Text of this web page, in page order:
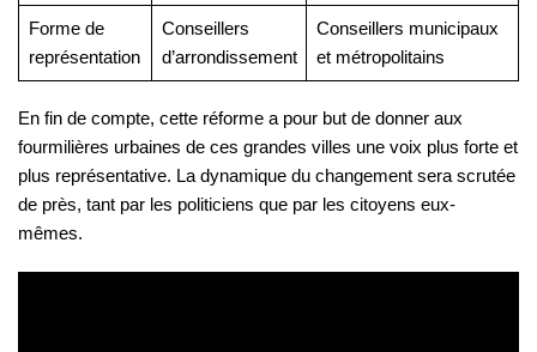
Forme de
représentation
Conseillers
d’arrondissement
Conseillers municipaux
et métropolitains
En fin de compte, cette réforme a pour but de donner aux
fourmilières urbaines de ces grandes villes une voix plus forte et
plus représentative. La dynamique du changement sera scrutée
de près, tant par les politiciens que par les citoyens eux-
mêmes.